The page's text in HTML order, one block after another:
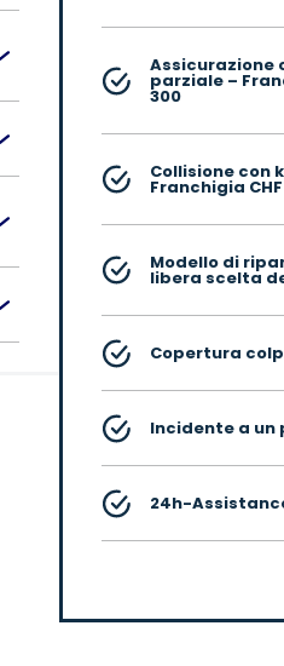
Assicurazione
parziale –
300
Collisione con
Franchigia
Modello di
libera scelta
Copertura
Incidente a un
24h-